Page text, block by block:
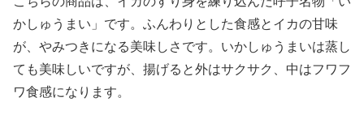
かしゅうまい」です。ふんわりとした食感とイカの甘味
が、やみつきになる美味しさです。いかしゅうまいは蒸し
ても美味しいですが、揚げると外はサクサク、中はフワフ
ワ食感になります。